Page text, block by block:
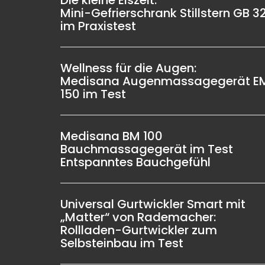
Mini-Gefrierschrank Stillstern GB
im Praxistest
Wellness für die Augen:
Medisana Augenmassagegerät
150 im Test
Medisana BM 100
Bauchmassagegerät im Test
Entspanntes Bauchgefühl
Universal Gurtwickler Smart mit
„Matter“ von Rademacher:
Rollladen-Gurtwickler zum
Selbsteinbau im Test